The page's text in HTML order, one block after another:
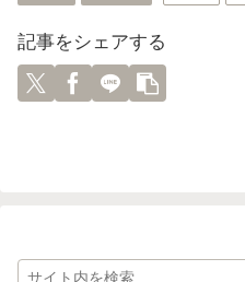
記事をシェアする